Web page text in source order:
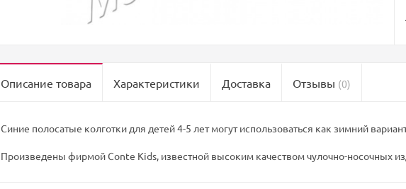
Описание товара Характеристики Доставка Отзывы (0)
Синие полосатые колготки для детей 4-5 лет могут использоваться как зимний
Произведены фирмой Conte Kids, известной высоким качеством чулочно-носочных